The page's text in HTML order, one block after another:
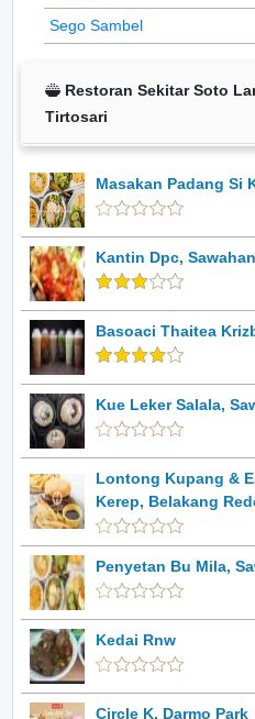
Sego Sambel
Restoran Sekitar Soto
Tirtosari
Masakan Padang Si
Kantin Dpc, Sawahan
Basoaci Thaitea
Kue Leker Salala,
Lontong Kupang &
Kerep, Belakang
Penyetan Bu Mila,
Kedai Rnw
Circle K, Darmo Park